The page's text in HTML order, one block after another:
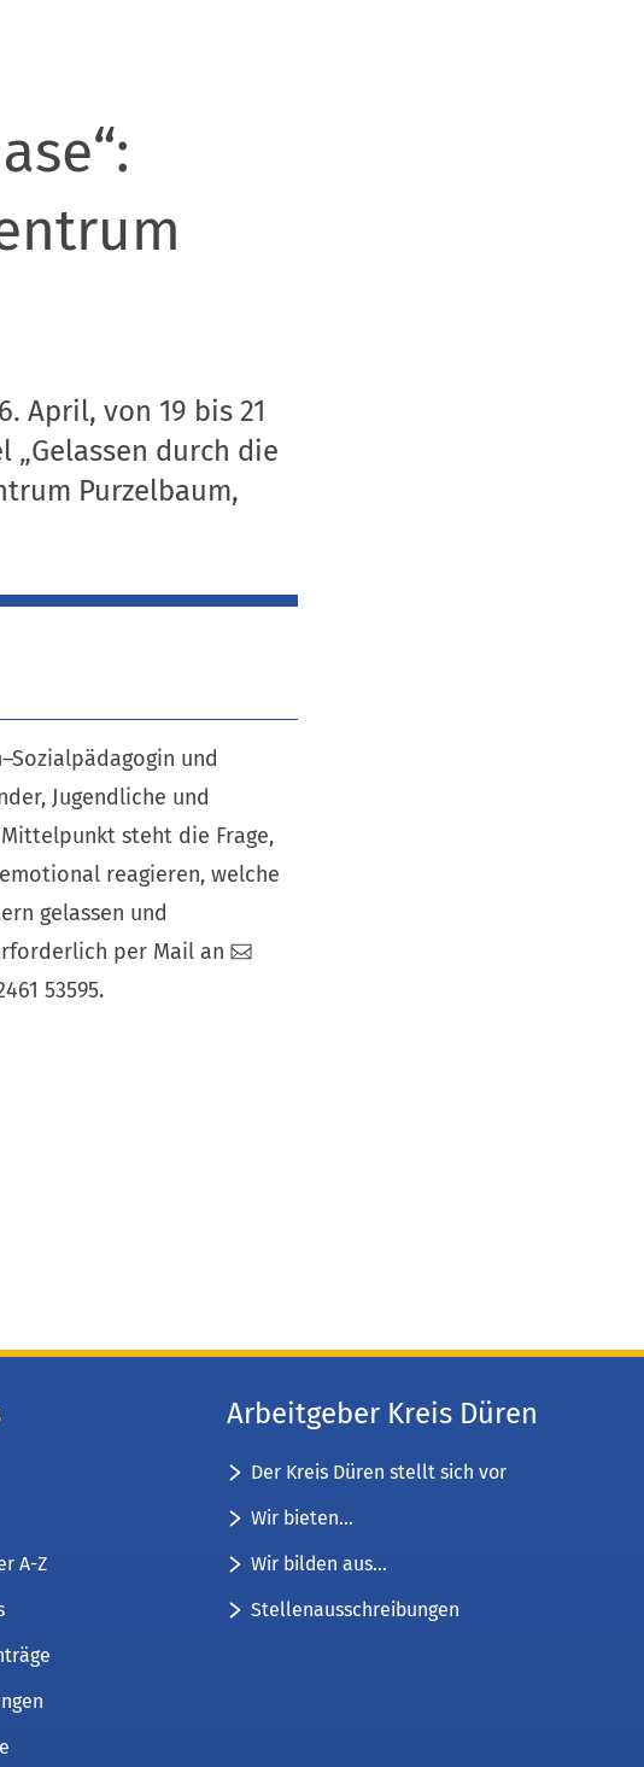
April, von 19 bis 21
„Gelassen durch die
Purzelbaum,
und
Jugendliche und
steht die Frage,
reagieren, welche
gelassen und
per Mail an
53595.
A-Z
Arbeitgeber Kreis Düren
Der Kreis Düren stellt sich vor
Wir bieten...
Wir bilden aus...
Stellenausschreibungen